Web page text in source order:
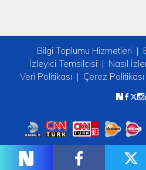
Bilgi Toplumu Hizmetleri
İzleyici Temsilcisi
Nasıl
Veri Politikası
Çerez Politikası